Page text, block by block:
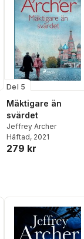
Del 5
Mäktigare än
svärdet
Jeffrey Archer
Häftad, 2021
279 kr